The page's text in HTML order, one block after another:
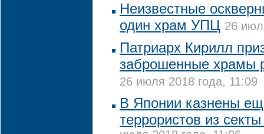
Неизвестные
один храм УПЦ 26
Патриарх Кирилл
заброшенные храмы
26 июля 2018 года, 11:09
В Японии казнены
террористов из